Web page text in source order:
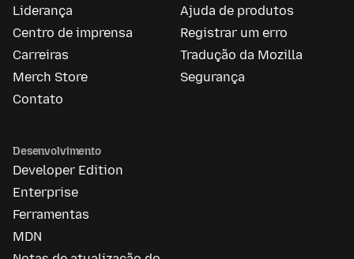
Liderança
Centro de imprensa
Carreiras
Merch Store
Contato
Ajuda de produtos
Registrar um erro
Tradução da Mozilla
Segurança
Desenvolvimento
Developer Edition
Enterprise
Ferramentas
MDN